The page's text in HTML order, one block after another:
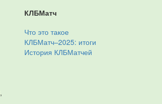
,
КЛБМатч
Что это такое
КЛБМатч–2025: итоги
История КЛБМатчей